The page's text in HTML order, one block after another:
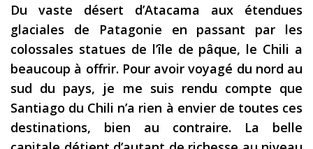
LA LETTRE
Outils pour voyageur
Sites utiles
Réserver un vol !
Le logement en voyage
Du vaste désert d’Atacama aux étendues
glaciales de Patagonie en passant par les
colossales statues de l’île de pâque, le Chili a
beaucoup à offrir. Pour avoir voyagé du nord au
sud du pays, je me suis rendu compte que
Santiago du Chili n’a rien à envier de toutes ces
destinations, bien au contraire. La belle